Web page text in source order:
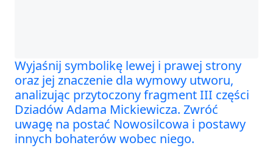
Wyjaśnij symbolikę lewej i prawej strony
oraz jej znaczenie dla wymowy utworu,
analizując przytoczony fragment III części
Dziadów Adama Mickiewicza. Zwróć
uwagę na postać Nowosilcowa i postawy
innych bohaterów wobec niego.